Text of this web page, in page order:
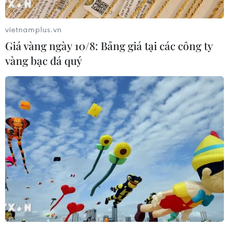
CƠ QUAN CHỦ QUẢN: THÔNG TẤN XÃ VIỆT NAM
Tổng Biên tập: TRẦN TIẾN DUẨN
Phó Tổng Biên tập: NGUYỄN THỊ TÁM, KHÚC THANH
THỦY
Sở hữu trí tuệ
Quy định sử dụng
Hỗ trợ
Ngôn ngữ
TTXVN
vietnamplus.vn
Giá vàng ngày 10/8: Bảng giá tại các công ty
vàng bạc đá quý